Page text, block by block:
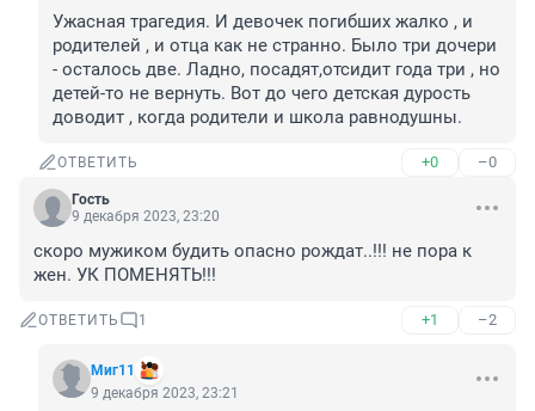
Ужасная трагедия. И девочек погибших жалко , и
родителей , и отца как не странно. Было три дочери
- осталось две. Ладно, посадят,отсидит года три , но
детей-то не вернуть. Вот до чего детская дурость
доводит , когда родители и школа равнодушны.
ОТВЕТИТЬ +0 –0
Гость
9 декабря 2023, 23:20
скоро мужиком будить опасно рождат..!!! не пора к
жен. УК ПОМЕНЯТЬ!!!
ОТВЕТИТЬ 1 +1 –2
Миг11
9 декабря 2023, 23:21